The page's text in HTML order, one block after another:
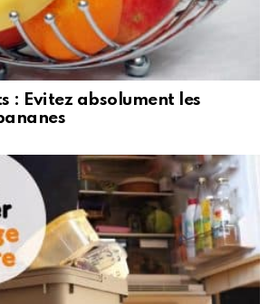
: Evitez absolument les